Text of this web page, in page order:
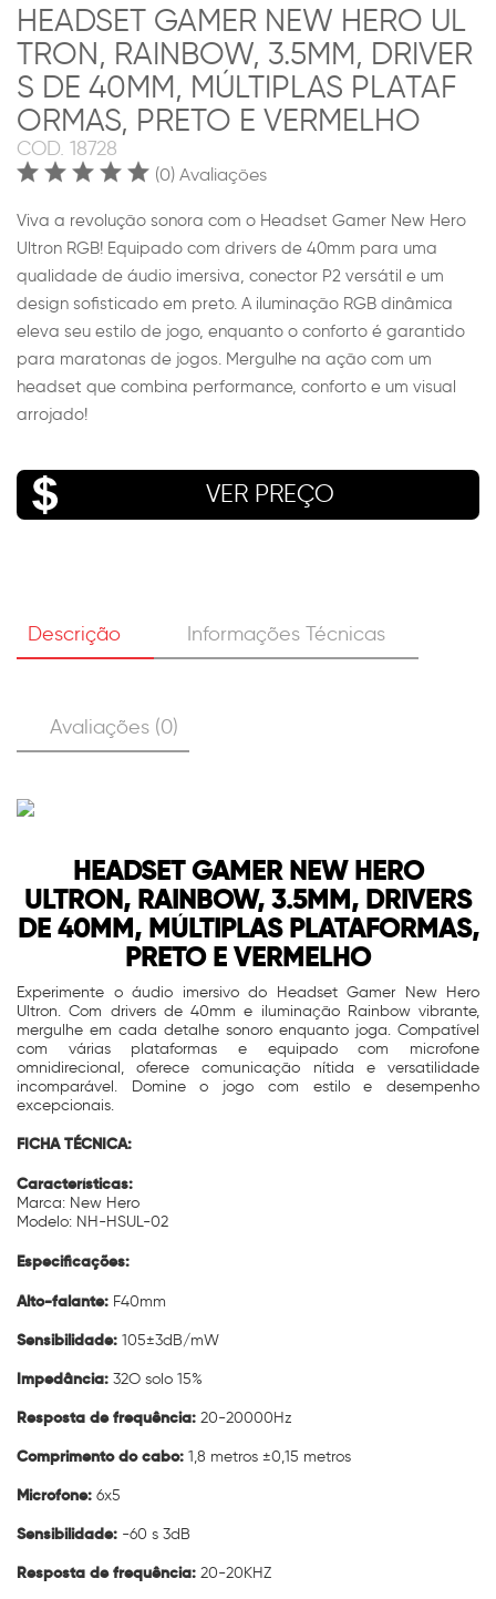
HEADSET GAMER NEW HERO UL
TRON, RAINBOW, 3.5MM, DRIVER
S DE 40MM, MÚLTIPLAS PLATAF
ORMAS, PRETO E VERMELHO
COD. 18728
(0) Avaliações
Viva a revolução sonora com o Headset Gamer New Hero
Ultron RGB! Equipado com drivers de 40mm para uma
qualidade de áudio imersiva, conector P2 versátil e um
design sofisticado em preto. A iluminação RGB dinâmica
eleva seu estilo de jogo, enquanto o conforto é garantido
para maratonas de jogos. Mergulhe na ação com um
headset que combina performance, conforto e um visual
arrojado!
VER PREÇO
Descrição Informações Técnicas
Avaliações (0)
HEADSET GAMER NEW HERO
ULTRON, RAINBOW, 3.5MM, DRIVERS
DE 40MM, MÚLTIPLAS PLATAFORMAS,
PRETO E VERMELHO
Experimente o áudio imersivo do Headset Gamer New Hero
Ultron. Com drivers de 40mm e iluminação Rainbow vibrante,
mergulhe em cada detalhe sonoro enquanto joga. Compatível
com várias plataformas e equipado com microfone
omnidirecional, oferece comunicação nítida e versatilidade
incomparável. Domine o jogo com estilo e desempenho
excepcionais.
FICHA TÉCNICA:
Características:
Marca: New Hero
Modelo: NH-HSUL-02
Especificações:
Alto-falante: F40mm
Sensibilidade: 105±3dB/mW
Impedância: 32O solo 15%
Resposta de frequência: 20-20000Hz
Comprimento do cabo: 1,8 metros ±0,15 metros
Microfone: 6x5
Sensibilidade: -60 s 3dB
Resposta de frequência: 20-20KHZ